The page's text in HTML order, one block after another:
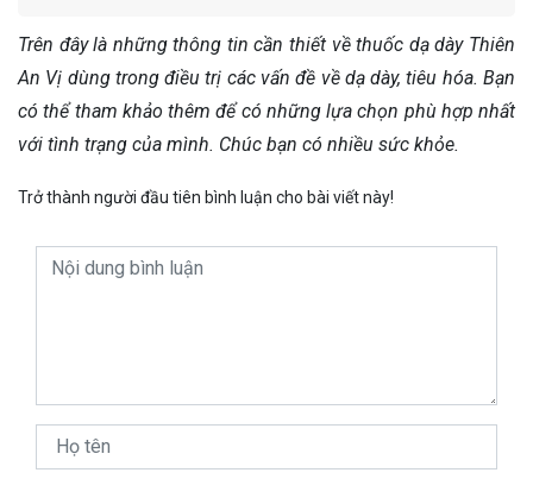
Trên đây là những thông tin cần thiết về thuốc dạ dày Thiên
An Vị dùng trong điều trị các vấn đề về dạ dày, tiêu hóa. Bạn
có thể tham khảo thêm để có những lựa chọn phù hợp nhất
với tình trạng của mình. Chúc bạn có nhiều sức khỏe.
Trở thành người đầu tiên bình luận cho bài viết này!